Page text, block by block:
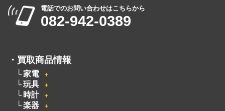
電話でのお問い合わせはこちらから
082-942-0389
・ 買取商品情報
家電 ＋
玩具 ＋
時計 ＋
楽器 ＋